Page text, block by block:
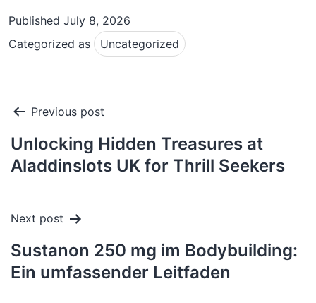
Published July 8, 2026
Categorized as
Uncategorized
Post
navigation
Previous post
Unlocking Hidden Treasures at
Aladdinslots UK for Thrill Seekers
Next post
Sustanon 250 mg im Bodybuilding:
Ein umfassender Leitfaden